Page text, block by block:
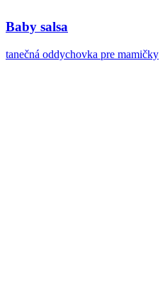
Baby salsa
tanečná oddychovka pre mamičky